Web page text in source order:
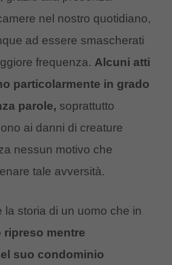
nel nostro quotidiano,
ad essere smascherati
frequenza. Alcuni atti
particolarmente in grado
parole, soprattutto
ai danni di creature
nessun motivo che
tale avversità.
la storia di un uomo che in
ripreso mentre
suo condominio